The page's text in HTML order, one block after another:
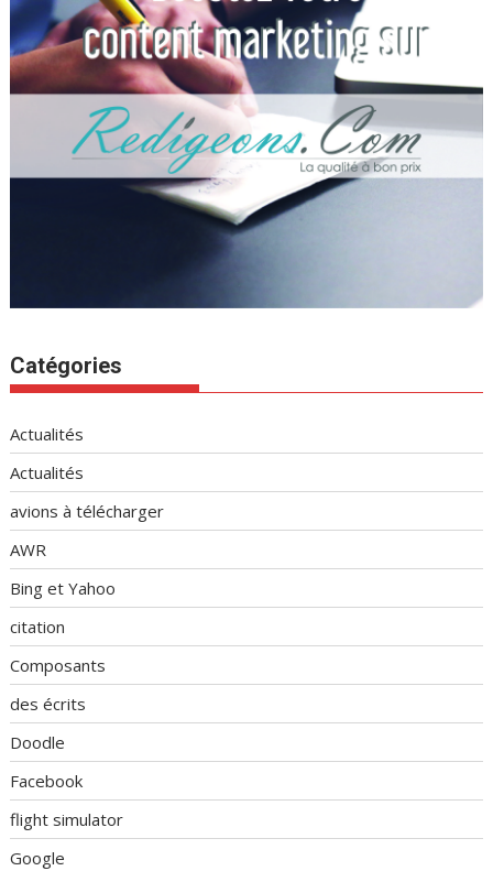
Catégories
Actualités
Actualités
avions à télécharger
AWR
Bing et Yahoo
citation
Composants
des écrits
Doodle
Facebook
flight simulator
Google